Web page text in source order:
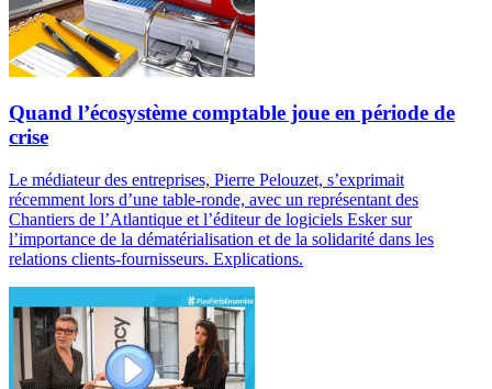
Quand l’écosystème comptable joue en période de
crise
Le médiateur des entreprises, Pierre Pelouzet, s’exprimait
récemment lors d’une table-ronde, avec un représentant des
Chantiers de l’Atlantique et l’éditeur de logiciels Esker sur
l’importance de la dématérialisation et de la solidarité dans les
relations clients-fournisseurs. Explications.